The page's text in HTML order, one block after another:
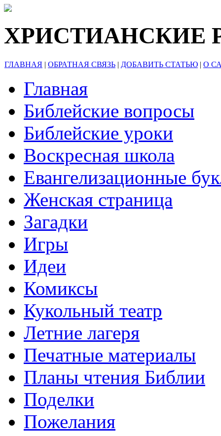
ХРИСТИАНСКИЕ
ГЛАВНАЯ | ОБРАТНАЯ СВЯЗЬ | ДОБАВИТЬ СТАТЬЮ | О
Главная
Библейские вопросы
Библейские уроки
Воскресная школа
Евангелизационные
Женская страница
Загадки
Игры
Идеи
Комиксы
Кукольный театр
Летние лагеря
Печатные материалы
Планы чтения Библии
Поделки
Пожелания